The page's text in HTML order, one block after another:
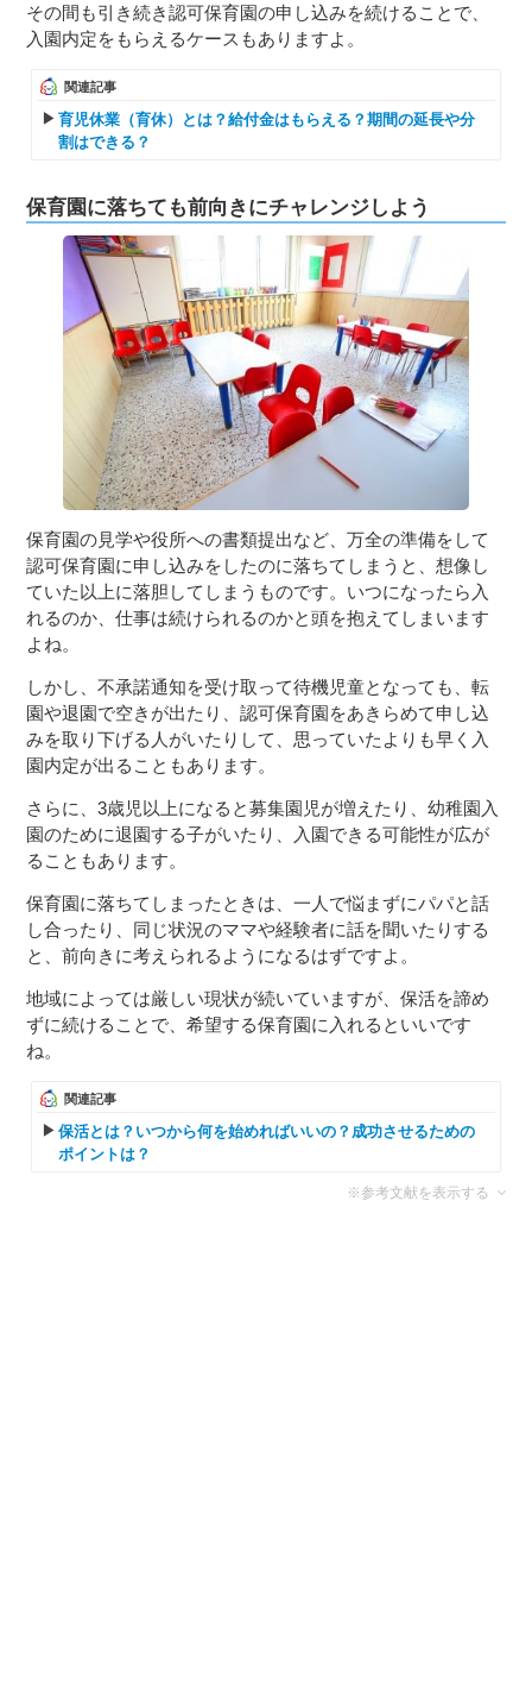
その間も引き続き認可保育園の申し込みを続けることで、
入園内定をもらえるケースもありますよ。
関連記事
育児休業（育休）とは？給付金はもらえる？期間の延長や分
割はできる？
保育園に落ちても前向きにチャレンジしよう
保育園の見学や役所への書類提出など、万全の準備をして
認可保育園に申し込みをしたのに落ちてしまうと、想像し
ていた以上に落胆してしまうものです。いつになったら入
れるのか、仕事は続けられるのかと頭を抱えてしまいます
よね。
しかし、不承諾通知を受け取って待機児童となっても、転
園や退園で空きが出たり、認可保育園をあきらめて申し込
みを取り下げる人がいたりして、思っていたよりも早く入
園内定が出ることもあります。
さらに、3歳児以上になると募集園児が増えたり、幼稚園入
園のために退園する子がいたり、入園できる可能性が広が
ることもあります。
保育園に落ちてしまったときは、一人で悩まずにパパと話
し合ったり、同じ状況のママや経験者に話を聞いたりする
と、前向きに考えられるようになるはずですよ。
地域によっては厳しい現状が続いていますが、保活を諦め
ずに続けることで、希望する保育園に入れるといいです
ね。
関連記事
保活とは？いつから何を始めればいいの？成功させるための
ポイントは？
※参考文献を表示する